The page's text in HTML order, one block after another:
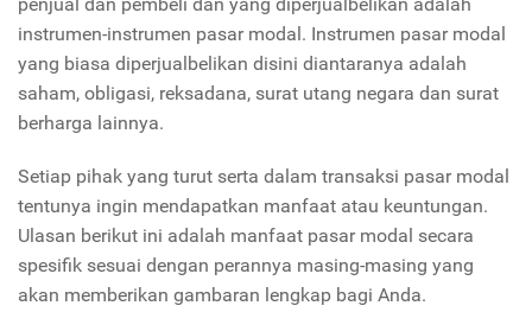
instrumen-instrumen pasar modal. Instrumen pasar modal
yang biasa diperjualbelikan disini diantaranya adalah
saham, obligasi, reksadana, surat utang negara dan surat
berharga lainnya.
Setiap pihak yang turut serta dalam transaksi pasar modal
tentunya ingin mendapatkan manfaat atau keuntungan.
Ulasan berikut ini adalah manfaat pasar modal secara
spesifik sesuai dengan perannya masing-masing yang
akan memberikan gambaran lengkap bagi Anda.